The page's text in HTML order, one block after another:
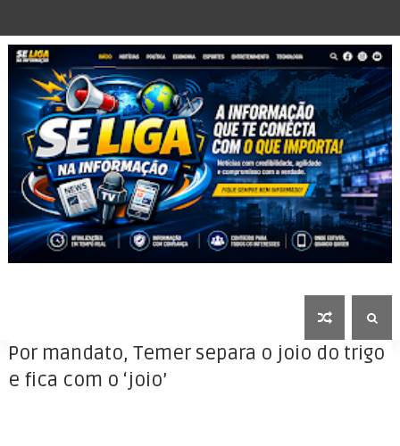
Por mandato, Temer separa o joio do trigo
e fica com o ‘joio’